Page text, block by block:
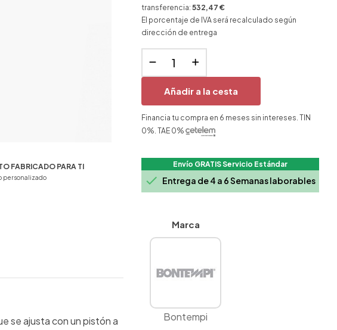
FABRICADO PARA TI
personalizado
se ajusta con un pistón a
transferencia: 532,47 €
El porcentaje de IVA será recalculado según
dirección de entrega
Añadir a la cesta
Financia tu compra en 6 meses sin intereses. TIN
0%. TAE 0%
Envío GRATIS Servicio Estándar
 Entrega de 4 a 6 Semanas laborables
Marca
Bontempi